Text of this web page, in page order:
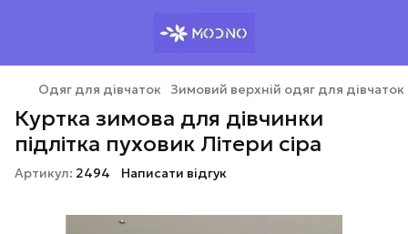
Одяг для дівчаток Зимовий верхній одяг для дівчаток
Куртка зимова для дівчинки
підлітка пуховик Літери сіра
Артикул: 2494 Написати відгук